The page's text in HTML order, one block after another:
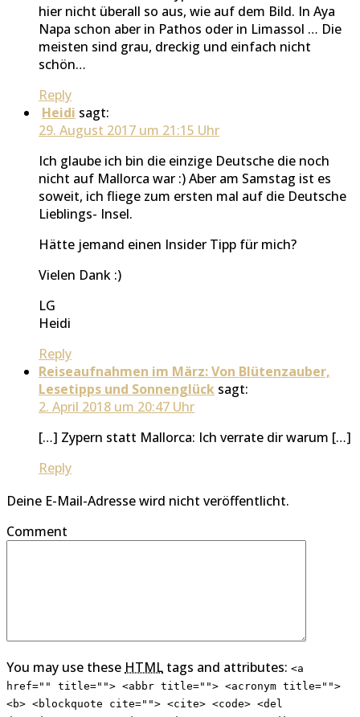
hier nicht überall so aus, wie auf dem Bild. In Aya
Napa schon aber in Pathos oder in Limassol … Die
meisten sind grau, dreckig und einfach nicht
schön…
Reply
Heidi sagt:
29. August 2017 um 21:15 Uhr
Ich glaube ich bin die einzige Deutsche die noch
nicht auf Mallorca war :) Aber am Samstag ist es
soweit, ich fliege zum ersten mal auf die Deutsche
Lieblings- Insel.
Hätte jemand einen Insider Tipp für mich?
Vielen Dank :)
LG
Heidi
Reply
Reiseaufnahmen im März: Von Blütenzauber,
Lesetipps und Sonnenglück sagt:
2. April 2018 um 20:47 Uhr
[…] Zypern statt Mallorca: Ich verrate dir warum […]
Reply
Deine E-Mail-Adresse wird nicht veröffentlicht.
Comment
You may use these HTML tags and attributes: <a
href="" title=""> <abbr title=""> <acronym title="">
<b> <blockquote cite=""> <cite> <code> <del